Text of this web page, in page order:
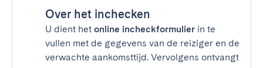
Over het inchecken
U dient het online incheckformulier in te
vullen met de gegevens van de reiziger en de
verwachte aankomsttijd. Vervolgens ontvangt